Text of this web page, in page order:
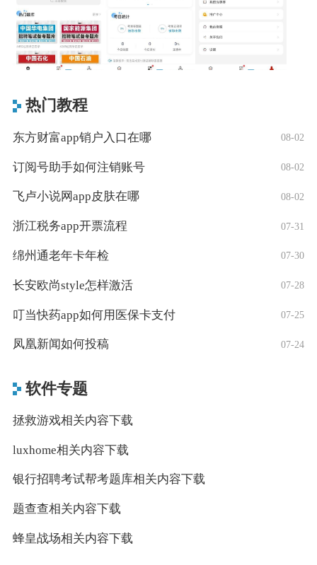
热门教程
东方财富app销户入口在哪 08-02
订阅号助手如何注销账号 08-02
飞卢小说网app皮肤在哪 08-02
浙江税务app开票流程 07-31
绵州通老年卡年检 07-30
长安欧尚style怎样激活 07-28
叮当快药app如何用医保卡支付 07-25
凤凰新闻如何投稿 07-24
软件专题
拯救游戏相关内容下载
luxhome相关内容下载
银行招聘考试帮考题库相关内容下载
题查查相关内容下载
蜂皇战场相关内容下载